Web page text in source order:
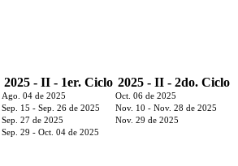
2025 - II - 1er. Ciclo 2025 - II - 2do. Ciclo
Ago. 04 de 2025 Oct. 06 de 2025
Sep. 15 - Sep. 26 de 2025 Nov. 10 - Nov. 28 de 2025
Sep. 27 de 2025 Nov. 29 de 2025
Sep. 29 - Oct. 04 de 2025